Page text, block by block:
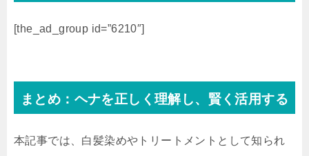
[the_ad_group id=”6210″]
まとめ：ヘナを正しく理解し、賢く活用する
本記事では、白髪染めやトリートメントとして知られ